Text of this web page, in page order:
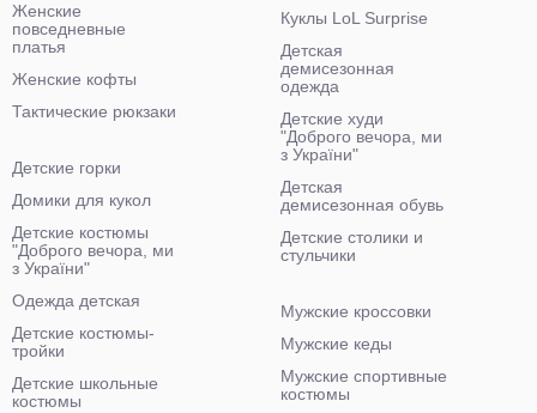
Женские
повседневные
платья
Женские кофты
Тактические рюкзаки
Куклы LoL Surprise
Детская
демисезонная
одежда
Детские худи
"Доброго вечора, ми
з України"
Детская
демисезонная обувь
Детские столики и
стульчики
Детские горки
Домики для кукол
Детские костюмы
"Доброго вечора, ми
з України"
Одежда детская
Детские костюмы-
тройки
Детские школьные
костюмы
Мужские кроссовки
Мужские кеды
Мужские спортивные
костюмы